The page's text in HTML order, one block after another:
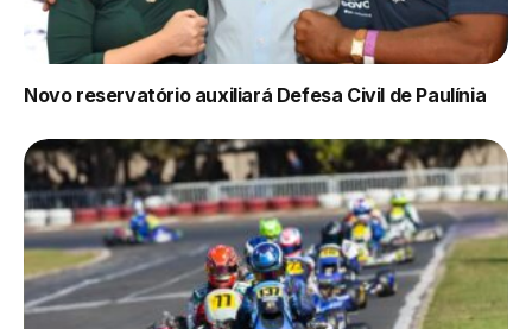
Novo reservatório auxiliará Defesa Civil de Paulínia